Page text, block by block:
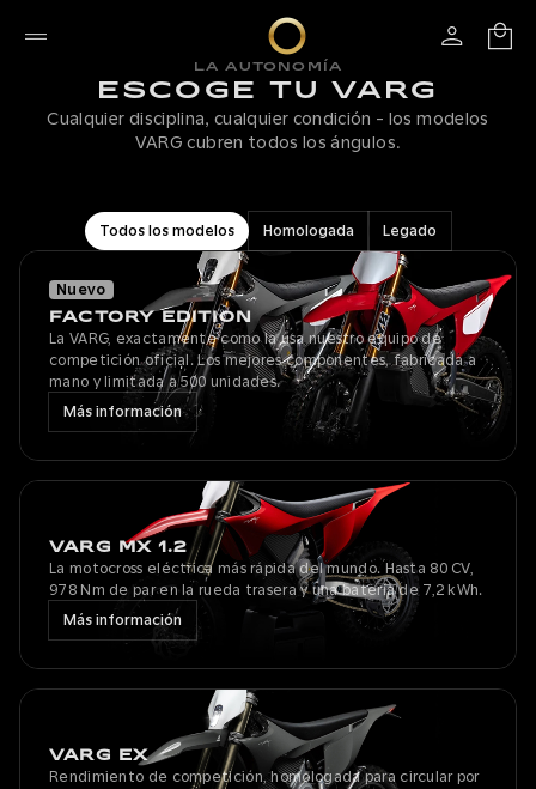
LA AUTONOMÍA
ESCOGE TU VARG
Cualquier disciplina, cualquier condición - los modelos
VARG cubren todos los ángulos.
Todos los modelos Homologada Legado
Nuevo
FACTORY EDITION
La VARG, exactamente como la usa nuestro equipo de
competición oficial. Los mejores componentes, fabricada a
mano y limitada a 500 unidades.
Más información
VARG MX 1.2
La motocross eléctrica más rápida del mundo. Hasta 80 CV,
978 Nm de par en la rueda trasera y una batería de 7,2 kWh.
Más información
VARG EX
Rendimiento de competición, homologada para circular por